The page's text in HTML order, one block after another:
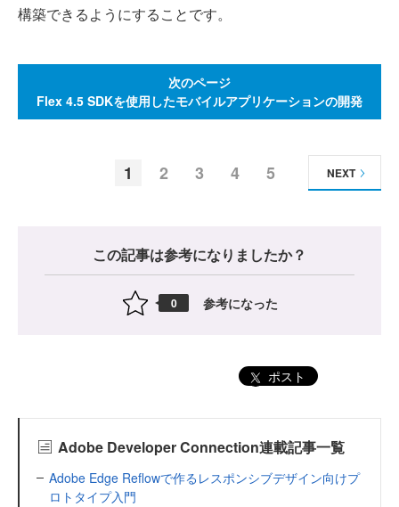
構築できるようにすることです。
次のページ
Flex 4.5 SDKを使用したモバイルアプリケーションの開発
1 2 3 4 5 NEXT
この記事は参考になりましたか？
0 参考になった
ポスト
Adobe Developer Connection連載記事一覧
Adobe Edge Reflowで作るレスポンシブデザイン向けプ
ロトタイプ入門